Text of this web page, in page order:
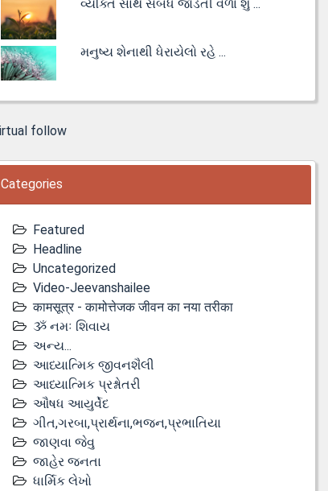
વ્યક્તિ સાથે સંબંધ જોડતી વેળા શું ...
મનુષ્ય શેનાથી ધેરાયેલો રહે ...
Categories
Featured
Headline
Uncategorized
Video-Jeevanshailee
कामसूत्र - कामोत्तेजक जीवन का नया तरीका
ૐ નમઃ શિવાય
અન્ય...
આધ્યાત્મિક જીવનશૈલી
આધ્યાત્મિક પ્રશ્નોતરી
ઔષધ આયુર્વેદ
ગીત,ગરબા,પ્રાર્થના,ભજન,પ્રભાતિયા
જાણવા જેવુ
જાહેર જનતા
ધાર્મિક લેખો